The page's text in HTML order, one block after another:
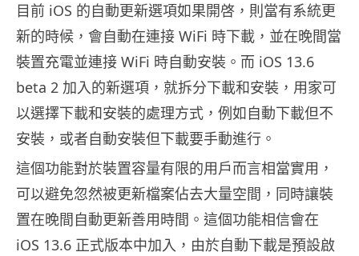
目前 iOS 的自動更新選項如果開啓，則當有系統更
新的時候，會自動在連接 WiFi 時下載，並在晚間當
裝置充電並連接 WiFi 時自動安裝。而 iOS 13.6
beta 2 加入的新選項，就拆分下載和安裝，用家可
以選擇下載和安裝的處理方式，例如自動下載但不
安裝，或者自動安裝但下載要手動進行。
這個功能對於裝置容量有限的用戶而言相當實用，
可以避免忽然被更新檔案佔去大量空間，同時讓裝
置在晚間自動更新善用時間。這個功能相信會在
iOS 13.6 正式版本中加入，由於自動下載是預設啟